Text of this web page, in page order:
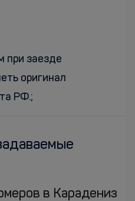
при заезде
оригинал
РФ.;
в Карадениз